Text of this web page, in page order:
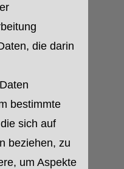
die darin
bestimmte
sich auf
beziehen, zu
um Aspekte